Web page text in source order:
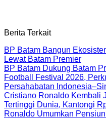
Berita Terkait
BP Batam Bangun
Lewat Batam Premier
BP Batam Dukung Batam
Football Festival 2026,
Persahabatan
Cristiano Ronaldo Kembali
Tertinggi Dunia, Kantongi
Ronaldo Umumkan